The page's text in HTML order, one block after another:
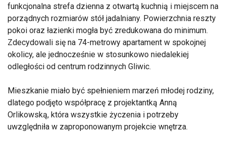
funkcjonalna strefa dzienna z otwartą kuchnią i miejscem na
porządnych rozmiarów stół jadalniany. Powierzchnia reszty
pokoi oraz łazienki mogła być zredukowana do minimum.
Zdecydowali się na 74-metrowy apartament w spokojnej
okolicy, ale jednocześnie w stosunkowo niedalekiej
odległości od centrum rodzinnych Gliwic.
Mieszkanie miało być spełnieniem marzeń młodej rodziny,
dlatego podjęto współpracę z projektantką Anną
Orlikowską, która wszystkie życzenia i potrzeby
uwzględniła w zaproponowanym projekcie wnętrza.